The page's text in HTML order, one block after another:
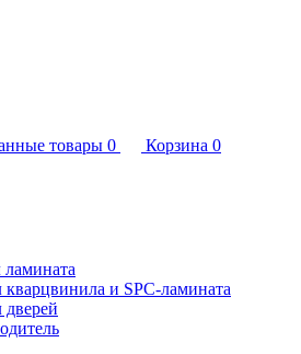
товары 0 Корзина 0
кварцвинила и SPC-ламината
дверей